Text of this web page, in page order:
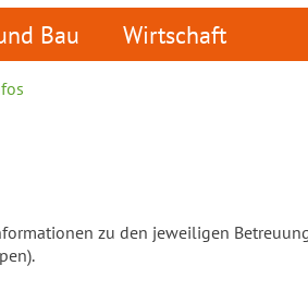
Bau Wirtschaft
zu den jeweiligen